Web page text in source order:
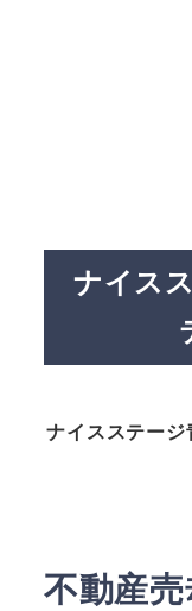
ナイス
ナイスステージ
不動産